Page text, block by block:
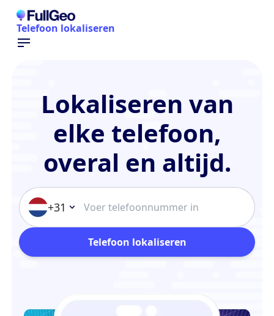
Telefoon lokaliseren
Lokaliseren van
elke telefoon,
overal en altijd.
+31
Telefoon lokaliseren